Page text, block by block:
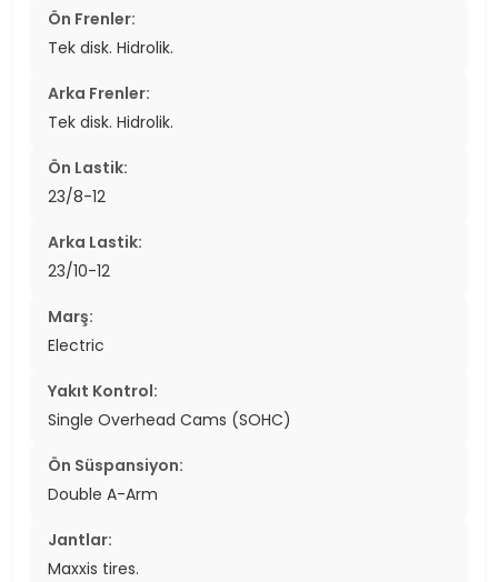
Ön Frenler:
Tek disk. Hidrolik.
Arka Frenler:
Tek disk. Hidrolik.
Ön Lastik:
23/8-12
Arka Lastik:
23/10-12
Marş:
Electric
Yakıt Kontrol:
Single Overhead Cams (SOHC)
Ön Süspansiyon:
Double A-Arm
Jantlar:
Maxxis tires.